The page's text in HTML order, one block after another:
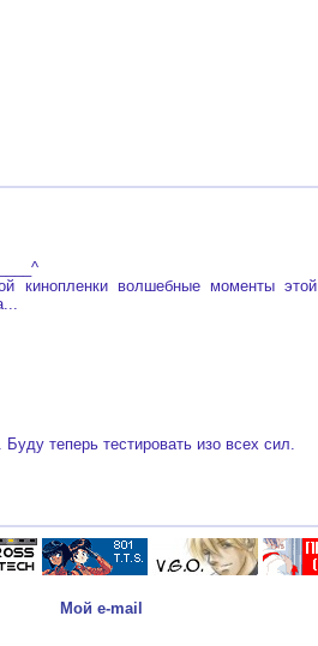
волшебные моменты этой
. Буду теперь тестировать изо всех сил.
Мой e-mail